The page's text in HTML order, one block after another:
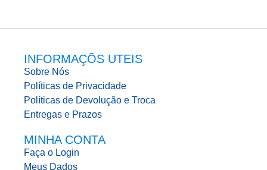
INFORMAÇÕS UTEIS
Sobre Nós
Políticas de Privacidade
Políticas de Devolução e Troca
Entregas e Prazos
MINHA CONTA
Faça o Login
Meus Dados